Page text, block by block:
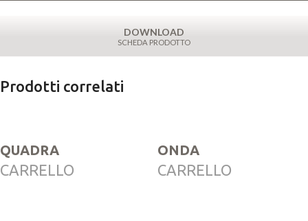
DOWNLOAD
SCHEDA PRODOTTO
Prodotti correlati
QUADRA
CARRELLO
ONDA
CARRELLO